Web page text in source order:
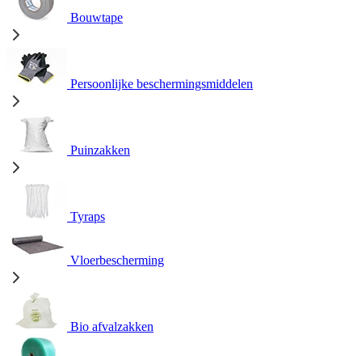
Bouwtape
Persoonlijke beschermingsmiddelen
Puinzakken
Tyraps
Vloerbescherming
Bio afvalzakken